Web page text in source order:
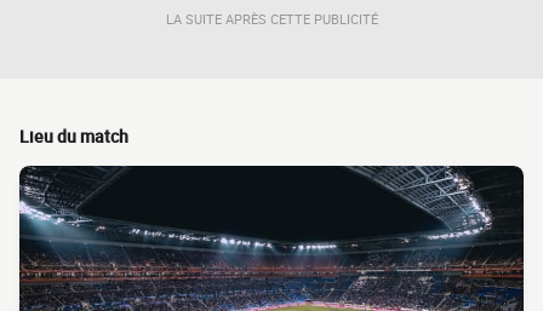
LA SUITE APRÈS CETTE PUBLICITÉ
Lieu du match